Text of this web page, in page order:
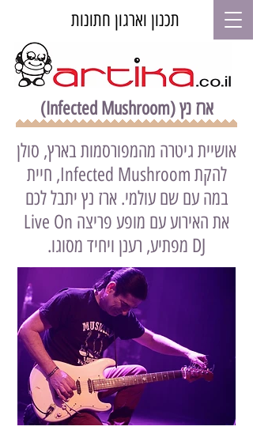
תכנון וארגון חתונות
(Infected Mushroom) ארז נץ
אושיית גיטרה מהמפורסמות בארץ, סולן
להקת Infected Mushroom, חיית
במה עם שם עולמי. ארז נץ יתבל לכם
את האירוע עם מופע פריצה Live On
DJ מפתיע, רענן ויחיד מסוגו.